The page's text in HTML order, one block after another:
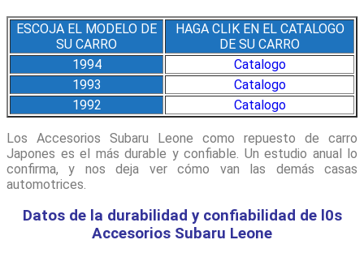
ESCOJA EL MODELO DE
SU CARRO
HAGA CLIK EN EL CATALOGO
DE SU CARRO
1994
Catalogo
1993
Catalogo
1992
Catalogo
Los Accesorios Subaru Leone como repuesto de carro
Japones es el más durable y confiable. Un estudio anual lo
confirma, y nos deja ver cómo van las demás casas
automotrices.
Datos de la durabilidad y confiabilidad de l0s
Accesorios Subaru Leone